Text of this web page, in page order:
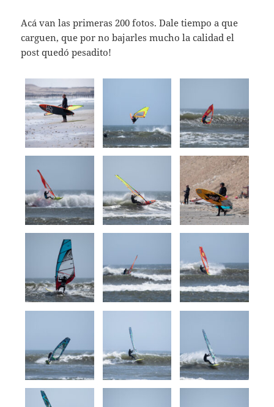
Acá van las primeras 200 fotos. Dale tiempo a que
carguen, que por no bajarles mucho la calidad el
post quedó pesadito!